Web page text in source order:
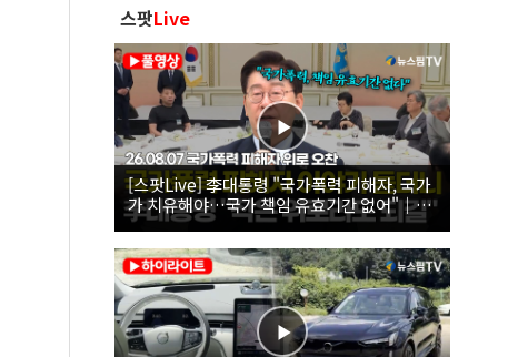
스팟Live
[스팟Live] 李대통령 "국가폭력 피해자, 국가
가 치유해야…국가 책임 유효기간 없어"｜
26.08.07 국가폭력 피해자 위로 오찬